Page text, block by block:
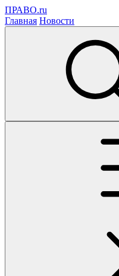
ПРАВО.ru
Главная Новости